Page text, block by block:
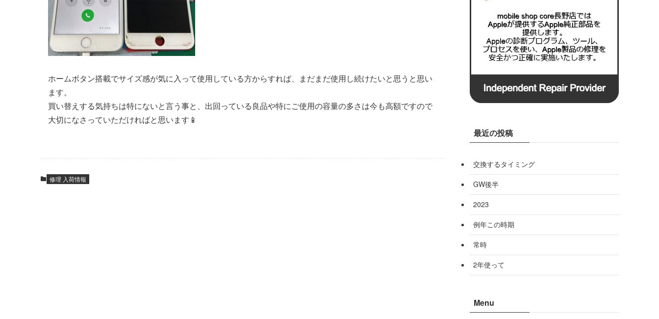
ホームボタン搭載でサイズ感が気に入って使用している方からすれば、まだまだ使用し続けたいと思うと思い
ます。
買い替えする気持ちは特にないと言う事と、出回っている良品や特にご使用の容量の多さは今も高額ですので
大切になさっていただければと思います📱
修理 入荷情報
最近の投稿
交換するタイミング
GW後半
2023
例年この時期
常時
2年使って
Menu